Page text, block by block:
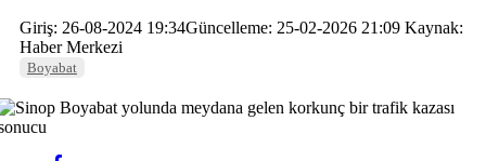
Giriş: 26-08-2024 19:34Güncelleme: 25-02-2026 21:09 Kaynak:
Haber Merkezi
Boyabat